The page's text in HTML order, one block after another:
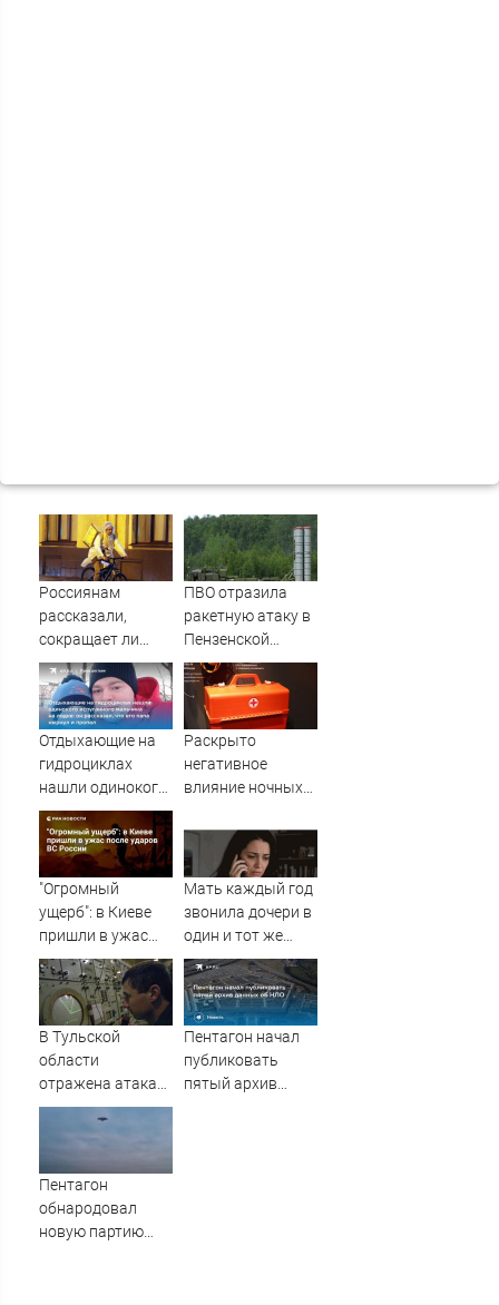
Россиянам
рассказали,
сокращает ли
жизнь ночная
работа
ПВО отразила
ракетную атаку в
Пензенской
области
Отдыхающие на
гидроциклах
нашли одинокого
испуганного
мальчика на
лодке: он
рассказал, что его
папа нырнул и
Раскрыто
негативное
влияние ночных
человека
"Огромный
ущерб": в Киеве
пришли в ужас
после ударов ВС
России
Мать каждый год
звонила дочери в
один и тот же
день и молчала —
причина
раскрылась
слишком поздно:
история одной
семьи
В Тульской
области
отражена атака
БПЛА ВСУ
Пентагон начал
публиковать
пятый архив
Пентагон
обнародовал
новую партию